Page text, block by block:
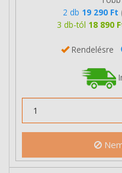
2 db 19 290 Ft
3 db-tól 18 890
Rendelésre